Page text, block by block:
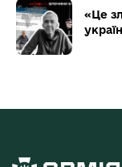
«Це